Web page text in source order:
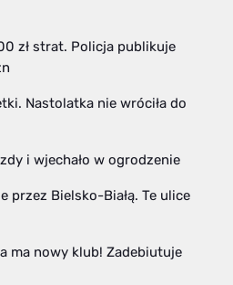
zł strat. Policja publikuje
Nastolatka nie wróciła do
i wjechało w ogrodzenie
przez Bielsko-Białą. Te ulice
ma nowy klub! Zadebiutuje